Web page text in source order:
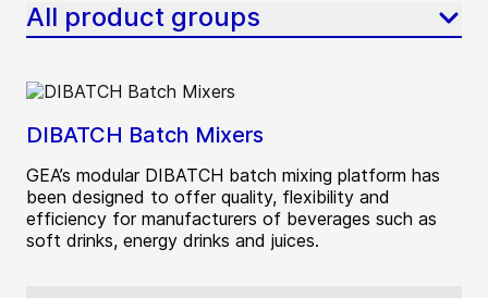
All product groups
DIBATCH Batch Mixers
GEA’s modular DIBATCH batch mixing platform has
been designed to offer quality, flexibility and
efficiency for manufacturers of beverages such as
soft drinks, energy drinks and juices.